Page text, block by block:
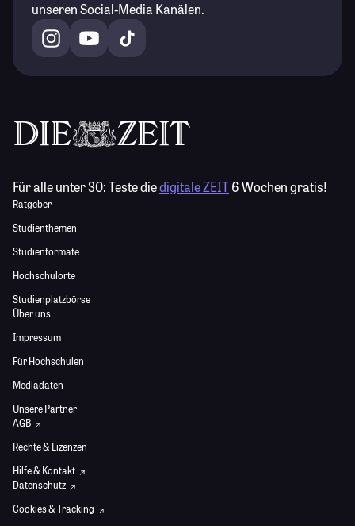
unseren Social-Media Kanälen.
Für alle unter 30:Teste diedigitale ZEIT6 Wochen gratis!
Ratgeber
Studienthemen
Studienformate
Hochschulorte
Studienplatzbörse
Über uns
Impressum
Für Hochschulen
Mediadaten
Unsere Partner
AGB
Rechte & Lizenzen
Hilfe & Kontakt
Datenschutz
Cookies & Tracking